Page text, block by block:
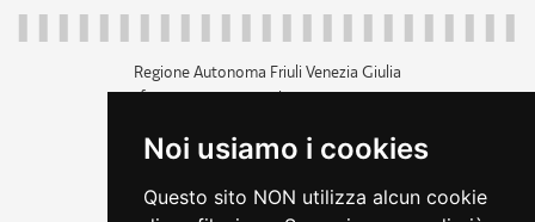
Noi usiamo i cookies
Questo sito NON utilizza alcun cookie
Regione Autonoma Friuli Venezia Giulia
c.f. 80014930327; p.iva 00526040324
+39 040 3771111